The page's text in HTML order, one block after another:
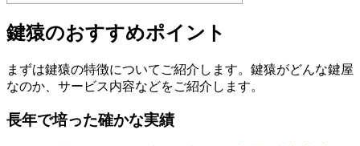
鍵猿のおすすめポイント
まずは鍵猿の特徴についてご紹介します。鍵猿がどんな鍵屋
なのか、サービス内容などをご紹介します。
長年で培った確かな実績